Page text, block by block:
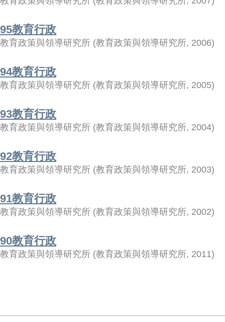
95教育行政
教育政策與領導研究所 (教育政策與領導研究所, 2006)
94教育行政
教育政策與領導研究所 (教育政策與領導研究所, 2005)
93教育行政
教育政策與領導研究所 (教育政策與領導研究所, 2004)
92教育行政
教育政策與領導研究所 (教育政策與領導研究所, 2003)
91教育行政
教育政策與領導研究所 (教育政策與領導研究所, 2002)
90教育行政
教育政策與領導研究所 (教育政策與領導研究所, 2011)